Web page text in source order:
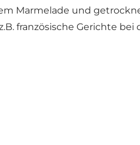
Marmelade und
französische Gerichte